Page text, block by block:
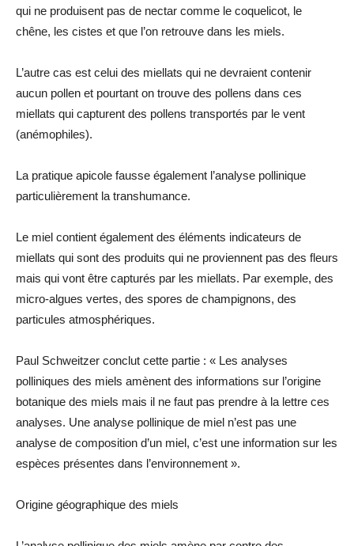
qui ne produisent pas de nectar comme le coquelicot, le
chêne, les cistes et que l’on retrouve dans les miels.
L’autre cas est celui des miellats qui ne devraient contenir
aucun pollen et pourtant on trouve des pollens dans ces
miellats qui capturent des pollens transportés par le vent
(anémophiles).
La pratique apicole fausse également l’analyse pollinique
particulièrement la transhumance.
Le miel contient également des éléments indicateurs de
miellats qui sont des produits qui ne proviennent pas des fleurs
mais qui vont être capturés par les miellats. Par exemple, des
micro-algues vertes, des spores de champignons, des
particules atmosphériques.
Paul Schweitzer conclut cette partie : « Les analyses
polliniques des miels amènent des informations sur l’origine
botanique des miels mais il ne faut pas prendre à la lettre ces
analyses. Une analyse pollinique de miel n’est pas une
analyse de composition d’un miel, c’est une information sur les
espèces présentes dans l’environnement ».
Origine géographique des miels